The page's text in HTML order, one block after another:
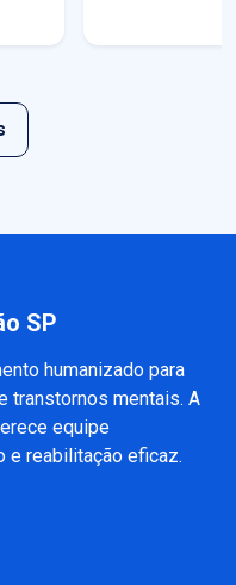
SP
humanizado para
transtornos mentais. A
equipe
e reabilitação eficaz.